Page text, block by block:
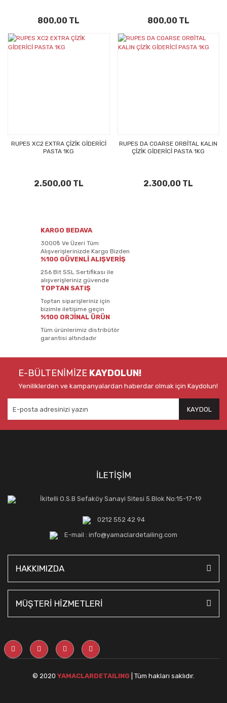
800,00 TL 800,00 TL
RUPES XC2 EXTRA ÇİZİK GİDERİCİ
PASTA 1KG
2.500,00 TL
RUPES DA COARSE ORBİTAL KALIN
ÇİZİK GİDERİCİ PASTA 1KG
2.300,00 TL
KARGO BEDAVA
3000₺ Ve Üzeri Tüm
Alışverişlerinizde Kargo Bizden
%100 GÜVENLİ ALIŞVERİŞ
256 Bit SSL Sertifikası ile
alışverişleriniz güvende
TOPTAN SATIŞ
Toptan siparişleriniz için
bizimle iletişime geçin
%100 ORJİNAL ÜRÜN
Tüm ürünlerimiz distribütör
garantisi altındadır
E-BÜLTENİMİZE KAYDOLUN!
Yeniliklerden ve kampanyalardan haberdar olmak için Kaydolun!
KAYDOL
İLETİŞİM
İkitelli O.S.B Sefaköy Sanayi Sitesi 5.Blok No:15-17-19
0212 552 42 94
E-mail : info@yamaclardetailing.com
HAKKIMIZDA
MÜŞTERİ HİZMETLERİ
© 2020 YAMACLARDETAILING | Tüm hakları saklıdır.